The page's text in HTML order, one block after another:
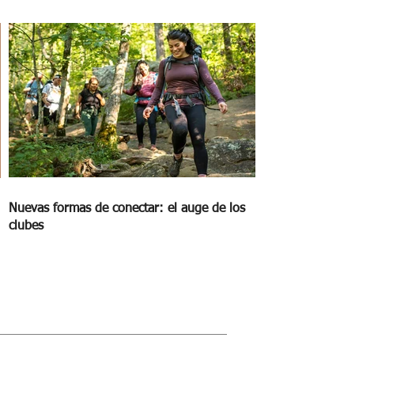
Nuevas formas de conectar: el auge de los
clubes